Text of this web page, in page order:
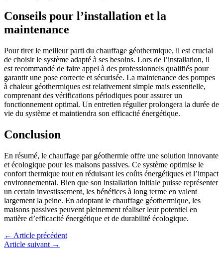
Conseils pour l’installation et la
maintenance
Pour tirer le meilleur parti du chauffage géothermique, il est crucial
de choisir le système adapté à ses besoins. Lors de l’installation, il
est recommandé de faire appel à des professionnels qualifiés pour
garantir une pose correcte et sécurisée. La maintenance des pompes
à chaleur géothermiques est relativement simple mais essentielle,
comprenant des vérifications périodiques pour assurer un
fonctionnement optimal. Un entretien régulier prolongera la durée de
vie du système et maintiendra son efficacité énergétique.
Conclusion
En résumé, le chauffage par géothermie offre une solution innovante
et écologique pour les maisons passives. Ce système optimise le
confort thermique tout en réduisant les coûts énergétiques et l’impact
environnemental. Bien que son installation initiale puisse représenter
un certain investissement, les bénéfices à long terme en valent
largement la peine. En adoptant le chauffage géothermique, les
maisons passives peuvent pleinement réaliser leur potentiel en
matière d’efficacité énergétique et de durabilité écologique.
← Article précédent
Article suivant →